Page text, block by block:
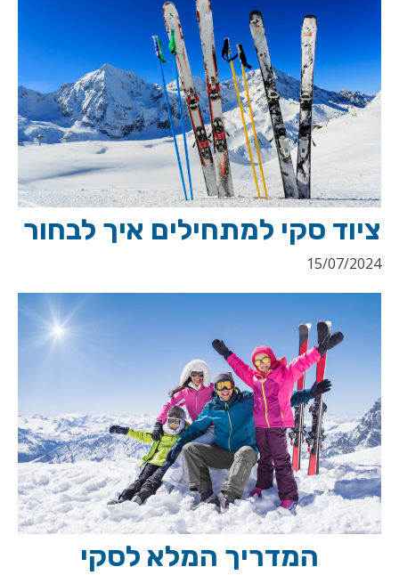
ציוד סקי למתחילים איך לבחור
15/07/2024
המדריך המלא לסקי